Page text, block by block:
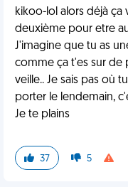
kikoo-lol alors déjà ça
deuxième pour etre
J'imagine que tu as
comme ça t'es sur de
veille.. Je sais pas où
porter le lendemain,
Je te plains
37 5